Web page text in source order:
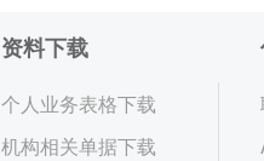
资料下载
个人业务表格下载
机构相关单据下载